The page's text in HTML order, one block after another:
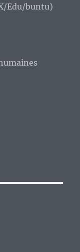
Edu/buntu)